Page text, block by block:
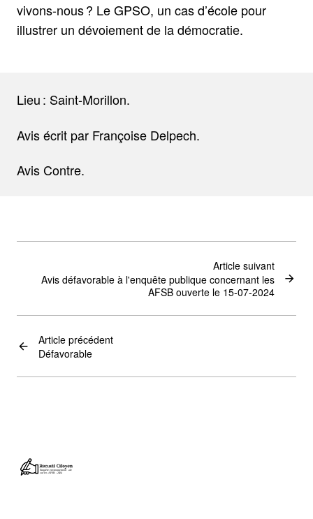
vivons-nous ? Le GPSO, un cas d’école pour
illustrer un dévoiement de la démocratie.
Lieu : Saint-Morillon.
Avis écrit par Françoise Delpech.
Avis Contre.
Article précédent
Défavorable
Article suivant
Avis défavorable à l'enquête publique concernant les
AFSB ouverte le 15-07-2024